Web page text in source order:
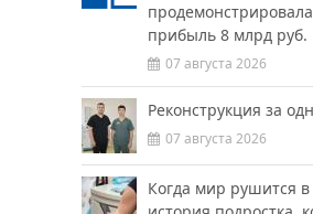
прибыль 8 млрд руб.
07 августа 2026
Реконструкция за
07 августа 2026
Когда мир рушится в